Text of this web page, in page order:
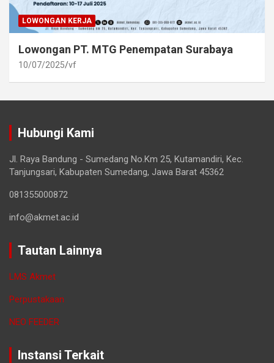
LOWONGAN KERJA
Lowongan PT. MTG Penempatan Surabaya
10/07/2025 vf
Hubungi Kami
Jl. Raya Bandung - Sumedang No.Km 25, Kutamandiri, Kec.
Tanjungsari, Kabupaten Sumedang, Jawa Barat 45362
081355000872
info@akmet.ac.id
Tautan Lainnya
LMS Akmet
Perpustakaan
NEO FEEDER
Instansi Terkait